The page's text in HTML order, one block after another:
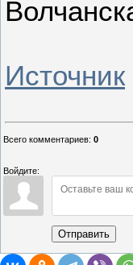
Источник
Всего комментариев: 0
Войдите:
Отправить